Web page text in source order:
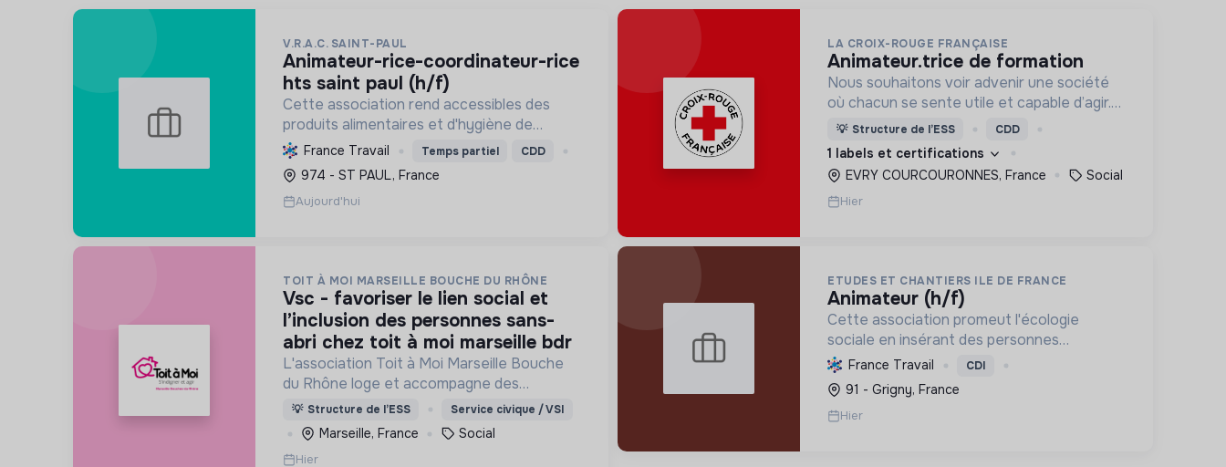
V.R.A.C. SAINT-PAUL
animateur-rice-coordinateur-rice
hts saint paul (h/f)
Cette association rend accessibles des
produits alimentaires et d'hygiène de
qualité, en vrac, à prix solidaires, aux
habitants des quartiers prioritaires. Elle
favorise le lien social, l'écologie et ...
France Travail Temps partiel CDD
974 - ST PAUL, France
Aujourd'hui
LA CROIX-ROUGE FRANÇAISE
animateur.trice de formation
Nous souhaitons voir advenir une société
où chacun se sente utile et capable d’agir.
Pour cela, nous proposons des moyens et
des lieux d’engagement innovants et
adaptés à tous.
💡 Structure de l’ESS CDD
1 labels et certifications
EVRY COURCOURONNES, France
Social
Hier
TOIT À MOI MARSEILLE BOUCHE DU RHÔNE
vsc - favoriser le lien social et
l’inclusion des personnes sans-
abri chez toit à moi marseille bdr
L'association Toit à Moi Marseille Bouche
du Rhône loge et accompagne des
personnes sans abris vers un avenir sans
rue.
💡 Structure de l’ESS Service civique / VSI
Marseille, France Social
Hier
ETUDES ET CHANTIERS ILE DE FRANCE
animateur (h/f)
Cette association promeut l'écologie
sociale en insérant des personnes
vulnérables par l'emploi et des projets
d'intérêt collectif, améliorant le cadre de
vie et formant aux métiers verts, pour une
tr...
France Travail CDI
91 - Grigny, France
Hier